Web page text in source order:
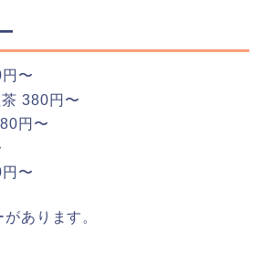
〜
380円〜
円〜
〜
あります。